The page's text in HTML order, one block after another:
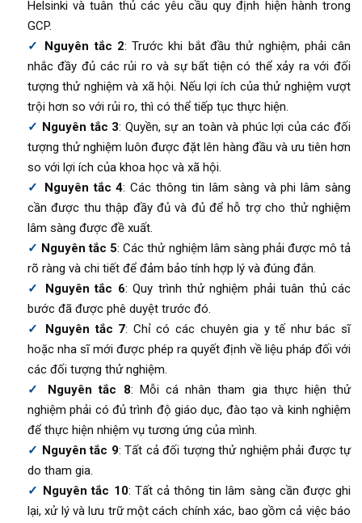
Helsinki và tuân thủ các yêu cầu quy định hiện hành trong
GCP.
Nguyên tắc 2: Trước khi bắt đầu thử nghiệm, phải cân
nhắc đầy đủ các rủi ro và sự bất tiện có thể xảy ra với đối
tượng thử nghiệm và xã hội. Nếu lợi ích của thử nghiệm vượt
trội hơn so với rủi ro, thì có thể tiếp tục thực hiện.
Nguyên tắc 3: Quyền, sự an toàn và phúc lợi của các đối
tượng thử nghiệm luôn được đặt lên hàng đầu và ưu tiên hơn
so với lợi ích của khoa học và xã hội.
Nguyên tắc 4: Các thông tin lâm sàng và phi lâm sàng
cần được thu thập đầy đủ và đủ để hỗ trợ cho thử nghiệm
lâm sàng được đề xuất.
Nguyên tắc 5: Các thử nghiệm lâm sàng phải được mô tả
rõ ràng và chi tiết để đảm bảo tính hợp lý và đúng đắn.
Nguyên tắc 6: Quy trình thử nghiệm phải tuân thủ các
bước đã được phê duyệt trước đó.
Nguyên tắc 7: Chỉ có các chuyên gia y tế như bác sĩ
hoặc nha sĩ mới được phép ra quyết định về liệu pháp đối với
các đối tượng thử nghiệm.
Nguyên tắc 8: Mỗi cá nhân tham gia thực hiện thử
nghiệm phải có đủ trình độ giáo dục, đào tạo và kinh nghiệm
để thực hiện nhiệm vụ tương ứng của mình.
Nguyên tắc 9: Tất cả đối tượng thử nghiệm phải được tự
do tham gia.
Nguyên tắc 10: Tất cả thông tin lâm sàng cần được ghi
lại, xử lý và lưu trữ một cách chính xác, bao gồm cả việc báo